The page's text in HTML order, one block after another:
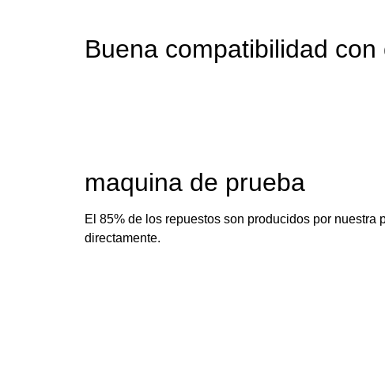
Buena compatibilidad
maquina de prueba
El 85% de los repuestos son producidos por
directamente.